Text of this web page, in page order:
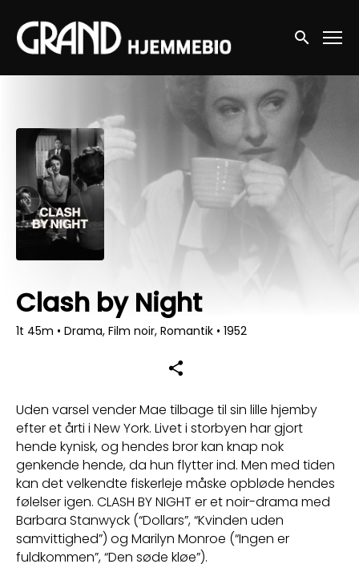
Accessibility Links
Søg nu
Clash by Night
1t 45m • Drama, Film noir, Romantik • 1952
Uden varsel vender Mae tilbage til sin lille hjemby
efter et årti i New York. Livet i storbyen har gjort
hende kynisk, og hendes bror kan knap nok
genkende hende, da hun flytter ind. Men med tiden
kan det velkendte fiskerleje måske opbløde hendes
følelser igen. CLASH BY NIGHT er et noir-drama med
Barbara Stanwyck (“Dollars”, “Kvinden uden
samvittighed”) og Marilyn Monroe (“Ingen er
fuldkommen”, “Den søde kløe”).